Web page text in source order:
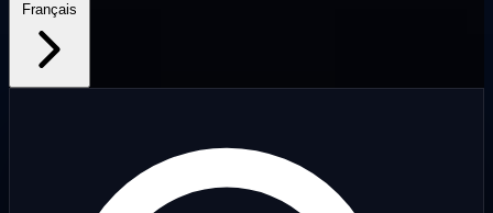
Français